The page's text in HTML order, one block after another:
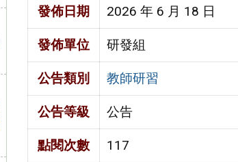
發佈日期 2026 年 6 月 18 日
發佈單位 研發組
公告類別 教師研習
公告等級 公告
點閱次數 117